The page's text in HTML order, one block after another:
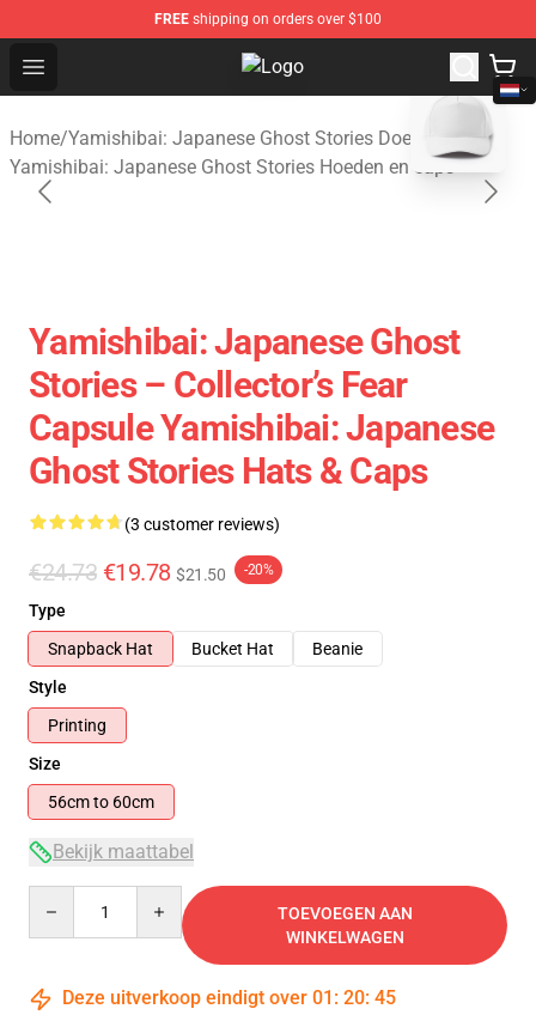
FREE shipping on orders over $100
Open menu Yamishibai: Japanese Ghost
Home/Yamishibai: Japanese Ghost Stories Doek
Yamishibai: Japanese Ghost Stories Hoeden en caps
blank template
Yamishibai: Japanese Ghost
Stories – Collector’s Fear
Capsule Yamishibai: Japanese
Ghost Stories Hats & Caps
(3 customer reviews)
€24.73 €19.78 $21.50 -20%
Type
Snapback Hat
Bucket Hat
Beanie
Style
Printing
Size
56cm to 60cm
Bekijk maattabel
TOEVOEGEN AAN
WINKELWAGEN
Deze uitverkoop eindigt over 01 : 20: 45